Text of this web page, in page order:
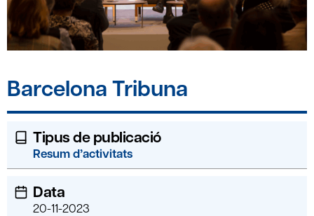
Barcelona Tribuna
Tipus de publicació
Resum d’activitats
Data
20-11-2023